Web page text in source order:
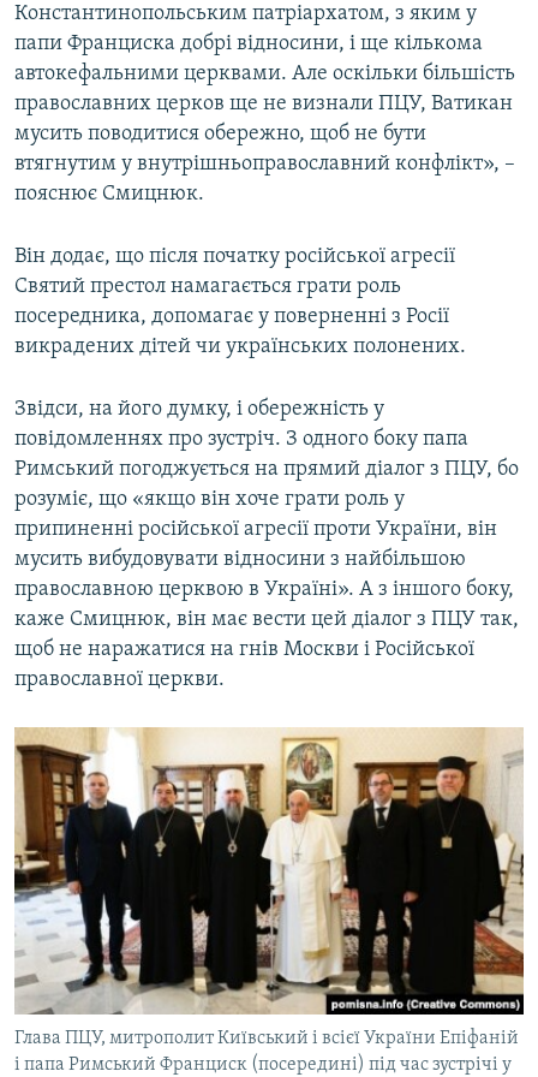
Константинопольським патріархатом, з яким у
папи Франциска добрі відносини, і ще кількома
автокефальними церквами. Але оскільки більшість
православних церков ще не визнали ПЦУ, Ватикан
мусить поводитися обережно, щоб не бути
втягнутим у внутрішньоправославний конфлікт», –
пояснює Смицнюк.
Він додає, що після початку російської агресії
Святий престол намагається грати роль
посередника, допомагає у поверненні з Росії
викрадених дітей чи українських полонених.
Звідси, на його думку, і обережність у
повідомленнях про зустріч. З одного боку папа
Римський погоджується на прямий діалог з ПЦУ, бо
розуміє, що «якщо він хоче грати роль у
припиненні російської агресії проти України, він
мусить вибудовувати відносини з найбільшою
православною церквою в Україні». А з іншого боку,
каже Смицнюк, він має вести цей діалог з ПЦУ так,
щоб не наражатися на гнів Москви і Російської
православної церкви.
Глава ПЦУ, митрополит Київський і всієї України Епіфаній
і папа Римський Франциск (посередині) під час зустрічі у